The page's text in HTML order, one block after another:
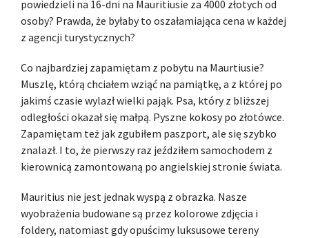
powiedzieli na 16-dni na Mauritiusie za 4000 złotych od
osoby? Prawda, że byłaby to oszałamiająca cena w każdej
z agencji turystycznych?
Co najbardziej zapamiętam z pobytu na Maurtiusie?
Muszlę, którą chciałem wziąć na pamiątkę, a z której po
jakimś czasie wylazł wielki pająk. Psa, który z bliższej
odległości okazał się małpą. Pyszne kokosy po złotówce.
Zapamiętam też jak zgubiłem paszport, ale się szybko
znalazł. I to, że pierwszy raz jeździłem samochodem z
kierownicą zamontowaną po angielskiej stronie świata.
Mauritius nie jest jednak wyspą z obrazka. Nasze
wyobrażenia budowane są przez kolorowe zdjęcia i
foldery, natomiast gdy opuścimy luksusowe tereny